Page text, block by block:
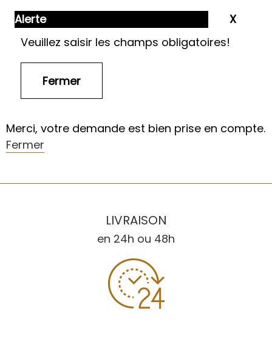
Alerte
Veuillez saisir les champs obligatoires!
Merci, votre demande est bien prise en compte.
Fermer
LIVRAISON
en 24h ou 48h